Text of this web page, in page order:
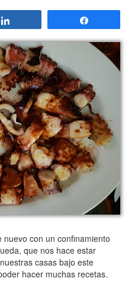
con un confinamiento
que nos hace estar
casas bajo este
hacer muchas recetas.